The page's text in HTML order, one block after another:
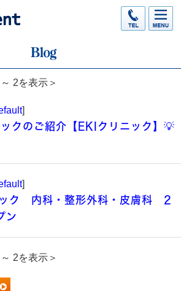
～ 2を表示＞
]
クのご紹介【EKIクリニック】💡
]
ク 内科・整形外科・皮膚科 2
ン
～ 2を表示＞